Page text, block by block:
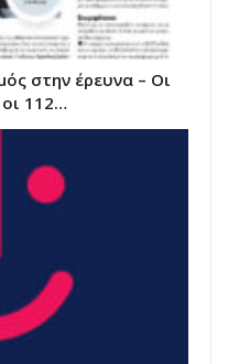
στην έρευνα – Οι
οι 112…